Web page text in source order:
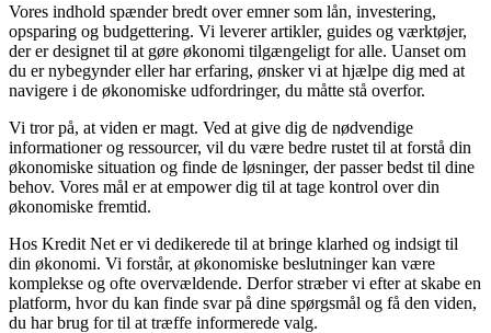
Vores indhold spænder bredt over emner som lån, investering,
opsparing og budgettering. Vi leverer artikler, guides og værktøjer,
der er designet til at gøre økonomi tilgængeligt for alle. Uanset om
du er nybegynder eller har erfaring, ønsker vi at hjælpe dig med at
navigere i de økonomiske udfordringer, du måtte stå overfor.
Vi tror på, at viden er magt. Ved at give dig de nødvendige
informationer og ressourcer, vil du være bedre rustet til at forstå din
økonomiske situation og finde de løsninger, der passer bedst til dine
behov. Vores mål er at empower dig til at tage kontrol over din
økonomiske fremtid.
Hos Kredit Net er vi dedikerede til at bringe klarhed og indsigt til
din økonomi. Vi forstår, at økonomiske beslutninger kan være
komplekse og ofte overvældende. Derfor stræber vi efter at skabe en
platform, hvor du kan finde svar på dine spørgsmål og få den viden,
du har brug for til at træffe informerede valg.